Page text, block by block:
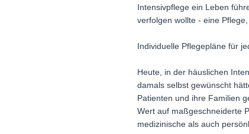
Intensivpflege ein Leben
verfolgen wollte - eine
Individuelle Pflegepläne für
Heute, in der häuslichen
damals selbst gewünscht
Patienten und ihre Familien
Wert auf maßgeschneiderte
medizinische als auch